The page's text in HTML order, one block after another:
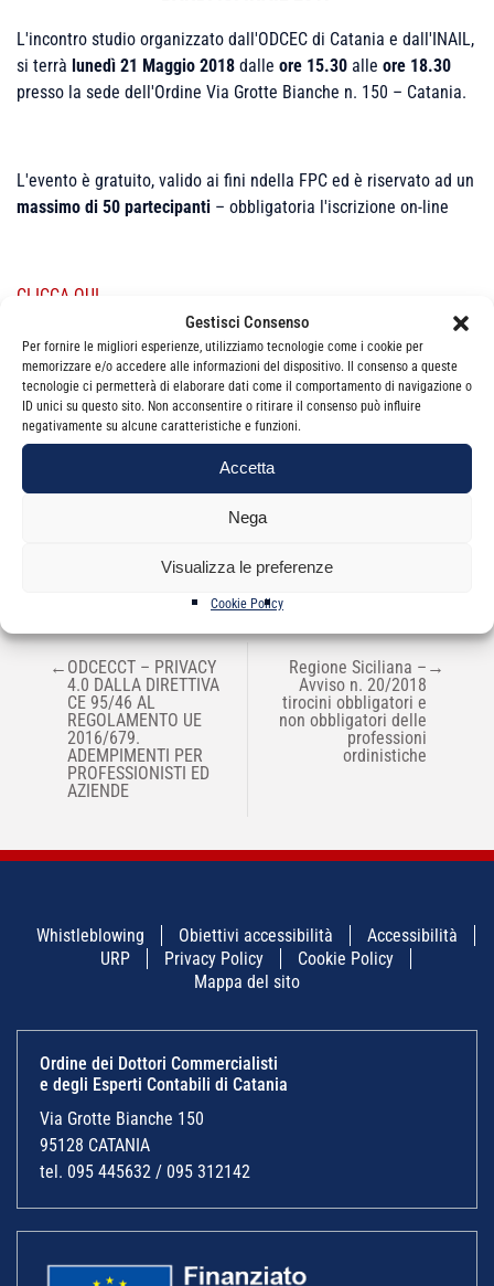
Gestisci Consenso
Per fornire le migliori esperienze, utilizziamo tecnologie come i cookie per
memorizzare e/o accedere alle informazioni del dispositivo. Il consenso a queste
tecnologie ci permetterà di elaborare dati come il comportamento di navigazione o
ID unici su questo sito. Non acconsentire o ritirare il consenso può influire
negativamente su alcune caratteristiche e funzioni.
Accetta
Nega
Visualizza le preferenze
Cookie Policy
L'incontro studio organizzato dall'ODCEC di Catania e dall'INAIL,
si terrà lunedì 21 Maggio 2018 dalle ore 15.30 alle ore 18.30
presso la sede dell'Ordine Via Grotte Bianche n. 150 – Catania.
L'evento è gratuito, valido ai fini ndella FPC ed è riservato ad un
massimo di 50 partecipanti – obbligatoria l'iscrizione on-line
CLICCA QUI
NAVIGAZIONE
ARTICOLI
← ODCECCT – PRIVACY
4.0 DALLA DIRETTIVA
CE 95/46 AL
REGOLAMENTO UE
2016/679.
ADEMPIMENTI PER
PROFESSIONISTI ED
AZIENDE
Regione Siciliana –
Avviso n. 20/2018
tirocini obbligatori e
non obbligatori delle
professioni
ordinistiche
→
Whistleblowing Obiettivi accessibilità
Accessibilità
URP
Privacy Policy
Cookie Policy
Mappa del sito
Ordine dei Dottori Commercialisti
e degli Esperti Contabili di Catania
Via Grotte Bianche 150
95128 CATANIA
tel. 095 445632 / 095 312142